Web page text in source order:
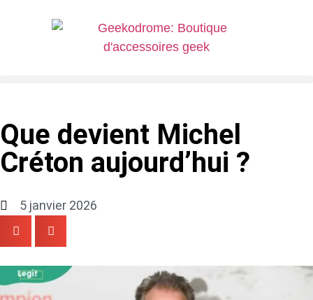
Que devient Michel
Créton aujourd’hui ?
5 janvier 2026